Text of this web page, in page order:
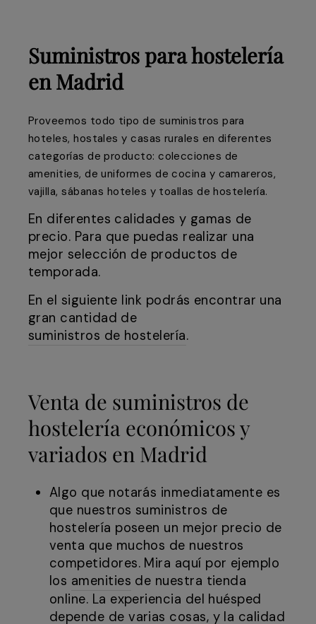
Suministros para hostelería
en Madrid
Proveemos todo tipo de suministros para
hoteles, hostales y casas rurales en diferentes
categorías de producto: colecciones de
amenities, de uniformes de cocina y camareros,
vajilla, sábanas hoteles y toallas de hostelería.
En diferentes calidades y gamas de
precio. Para que puedas realizar una
mejor selección de productos de
temporada.
En el siguiente link podrás encontrar una
gran cantidad de
suministros de hostelería.
Venta de suministros de
hostelería económicos y
variados en Madrid
Algo que notarás inmediatamente es
que nuestros suministros de
hostelería poseen un mejor precio de
venta que muchos de nuestros
competidores. Mira aquí por ejemplo
los amenities de nuestra tienda
online. La experiencia del huésped
depende de varias cosas, y la calidad